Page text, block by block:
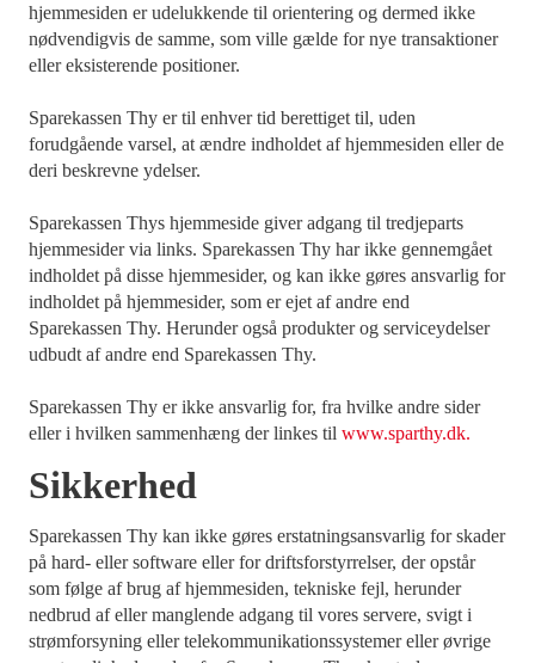
hjemmesiden er udelukkende til orientering og dermed ikke
nødvendigvis de samme, som ville gælde for nye transaktioner
eller eksisterende positioner.
Sparekassen Thy er til enhver tid berettiget til, uden
forudgående varsel, at ændre indholdet af hjemmesiden eller de
deri beskrevne ydelser.
Sparekassen Thys hjemmeside giver adgang til tredjeparts
hjemmesider via links. Sparekassen Thy har ikke gennemgået
indholdet på disse hjemmesider, og kan ikke gøres ansvarlig for
indholdet på hjemmesider, som er ejet af andre end
Sparekassen Thy. Herunder også produkter og serviceydelser
udbudt af andre end Sparekassen Thy.
Sparekassen Thy er ikke ansvarlig for, fra hvilke andre sider
eller i hvilken sammenhæng der linkes til www.sparthy.dk.
Sikkerhed
Sparekassen Thy kan ikke gøres erstatningsansvarlig for skader
på hard- eller software eller for driftsforstyrrelser, der opstår
som følge af brug af hjemmesiden, tekniske fejl, herunder
nedbrud af eller manglende adgang til vores servere, svigt i
strømforsyning eller telekommunikationssystemer eller øvrige